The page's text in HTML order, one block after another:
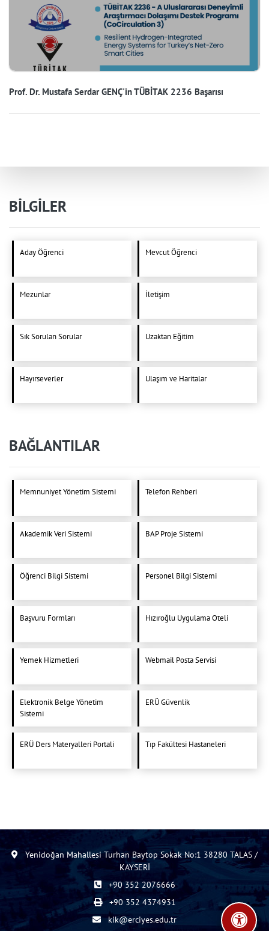
Prof. Dr. Mustafa Serdar GENÇ'in TÜBİTAK 2236 Başarısı
BİLGİLER
Aday Öğrenci Mevcut Öğrenci
Mezunlar İletişim
Sık Sorulan Sorular Uzaktan Eğitim
Hayırseverler Ulaşım ve Haritalar
BAĞLANTILAR
Memnuniyet Yönetim Sistemi Telefon Rehberi
Akademik Veri Sistemi BAP Proje Sistemi
Öğrenci Bilgi Sistemi Personel Bilgi Sistemi
Başvuru Formları Hızıroğlu Uygulama Oteli
Yemek Hizmetleri Webmail Posta Servisi
Elektronik Belge Yönetim
Sistemi
ERÜ Güvenlik
ERÜ Ders Materyalleri Portali Tıp Fakültesi Hastaneleri
Yenidoğan Mahallesi Turhan Baytop Sokak No:1 38280 TALAS /
KAYSERİ
+90 352 2076666
+90 352 4374931
kik@erciyes.edu.tr